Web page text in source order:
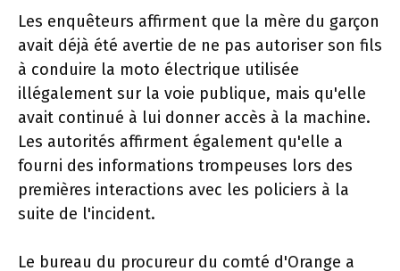
Les enquêteurs affirment que la mère du garçon
avait déjà été avertie de ne pas autoriser son fils
à conduire la moto électrique utilisée
illégalement sur la voie publique, mais qu'elle
avait continué à lui donner accès à la machine.
Les autorités affirment également qu'elle a
fourni des informations trompeuses lors des
premières interactions avec les policiers à la
suite de l'incident.
Le bureau du procureur du comté d'Orange a